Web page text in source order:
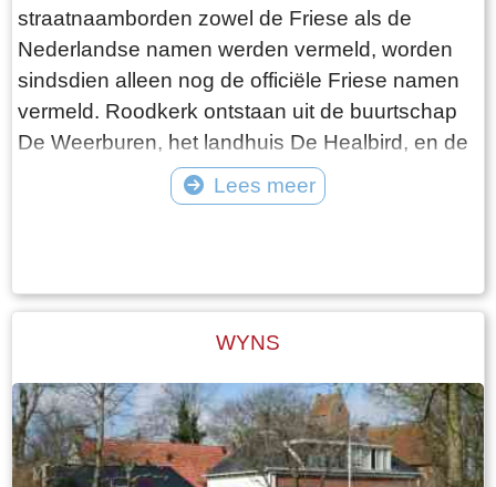
straatnaamborden zowel de Friese als de
Nederlandse namen werden vermeld, worden
sindsdien alleen nog de officiële Friese namen
vermeld. Roodkerk ontstaan uit de buurtschap
De Weerburen, het landhuis De Healbird, en de
boerderij De Seijewier. In vroeger tijden stond in
Roodkerk een State: de Siccama State. De state
Wikipedia
Lees meer
WYNS